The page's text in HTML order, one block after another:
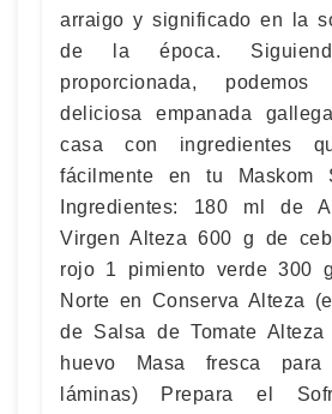
arraigo y significado en la
de la época.
proporcionada,
deliciosa empanada
casa con ingredientes
fácilmente en tu Maskom
Ingredientes: 180 ml de
Virgen Alteza 600 g de
rojo 1 pimiento verde 300
Norte en Conserva Alteza
de Salsa de Tomate
huevo Masa fresca para
láminas) Prepara el